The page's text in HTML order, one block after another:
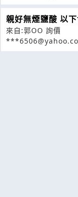
親好無煙鹽酸 以
來自:郭OO 詢價